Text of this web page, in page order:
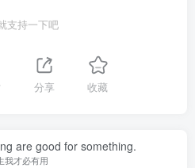
支持一下吧
分享 收藏
are good for something.
我才必有用